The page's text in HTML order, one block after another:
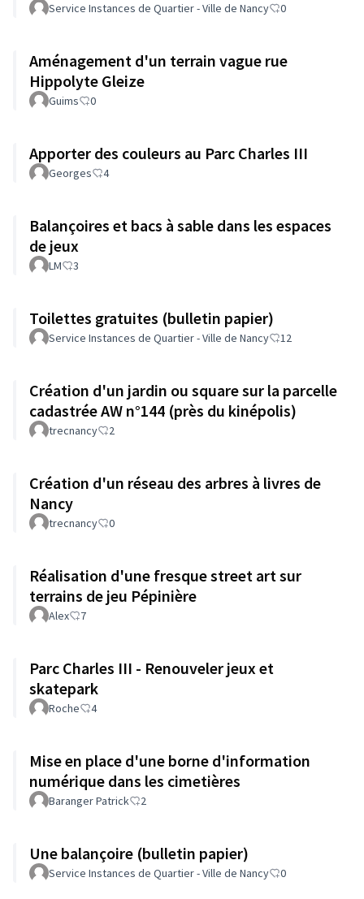
Service Instances de Quartier - Ville de Nancy 0
Aménagement d'un terrain vague rue
Hippolyte Gleize
Guims 0
Apporter des couleurs au Parc Charles III
Georges 4
Balançoires et bacs à sable dans les espaces
de jeux
LM 3
Toilettes gratuites (bulletin papier)
Service Instances de Quartier - Ville de Nancy 12
Création d'un jardin ou square sur la parcelle
cadastrée AW n°144 (près du kinépolis)
trecnancy 2
Création d'un réseau des arbres à livres de
Nancy
trecnancy 0
Réalisation d'une fresque street art sur
terrains de jeu Pépinière
Alex 7
Parc Charles III - Renouveler jeux et
skatepark
Roche 4
Mise en place d'une borne d'information
numérique dans les cimetières
Baranger Patrick 2
Une balançoire (bulletin papier)
Service Instances de Quartier - Ville de Nancy 0